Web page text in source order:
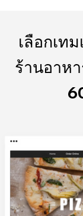
เลือกเท
ร้านอาห